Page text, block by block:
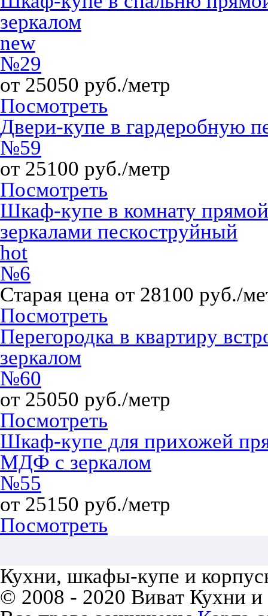
зеркалом
new
№29
от 25050 руб./метр
Посмотреть
Двери-купе в гардеробную
№59
от 25100 руб./метр
Посмотреть
Шкаф-купе в комнату
зеркалами пескоструйный
hot
№6
Старая цена от 28100 руб./
Посмотреть
Перегородка в квартиру
зеркалом
№60
от 25050 руб./метр
Посмотреть
Шкаф-купе для прихожей
МДФ с зеркалом
№55
от 25150 руб./метр
Посмотреть
Кухни, шкафы-купе и
© 2008 - 2020 Виват Кухни